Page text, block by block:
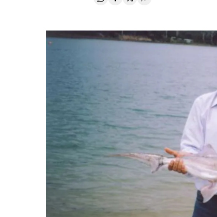
Compartir en Whatsapp
Compartir en Facebook
Compartir en Twitter
Desplegar Redes